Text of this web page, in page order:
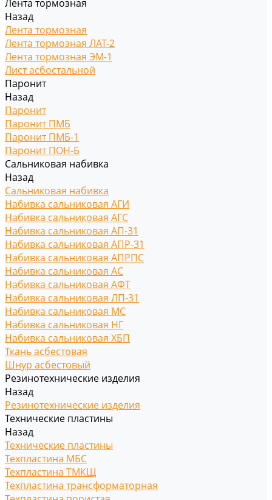
Лента тормозная
Назад
Лента тормозная
Лента тормозная ЛАТ-2
Лента тормозная ЭМ-1
Лист асбостальной
Паронит
Назад
Паронит
Паронит ПМБ
Паронит ПМБ-1
Паронит ПОН-Б
Сальниковая набивка
Назад
Сальниковая набивка
Набивка сальниковая АГИ
Набивка сальниковая АГС
Набивка сальниковая АП-31
Набивка сальниковая АПР-31
Набивка сальниковая АПРПС
Набивка сальниковая АС
Набивка сальниковая АФТ
Набивка сальниковая ЛП-31
Набивка сальниковая МС
Набивка сальниковая НГ
Набивка сальниковая ХБП
Ткань асбестовая
Шнур асбестовый
Резинотехнические изделия
Назад
Резинотехнические изделия
Технические пластины
Назад
Технические пластины
Техпластина МБС
Техпластина ТМКЩ
Техпластина трансформаторная